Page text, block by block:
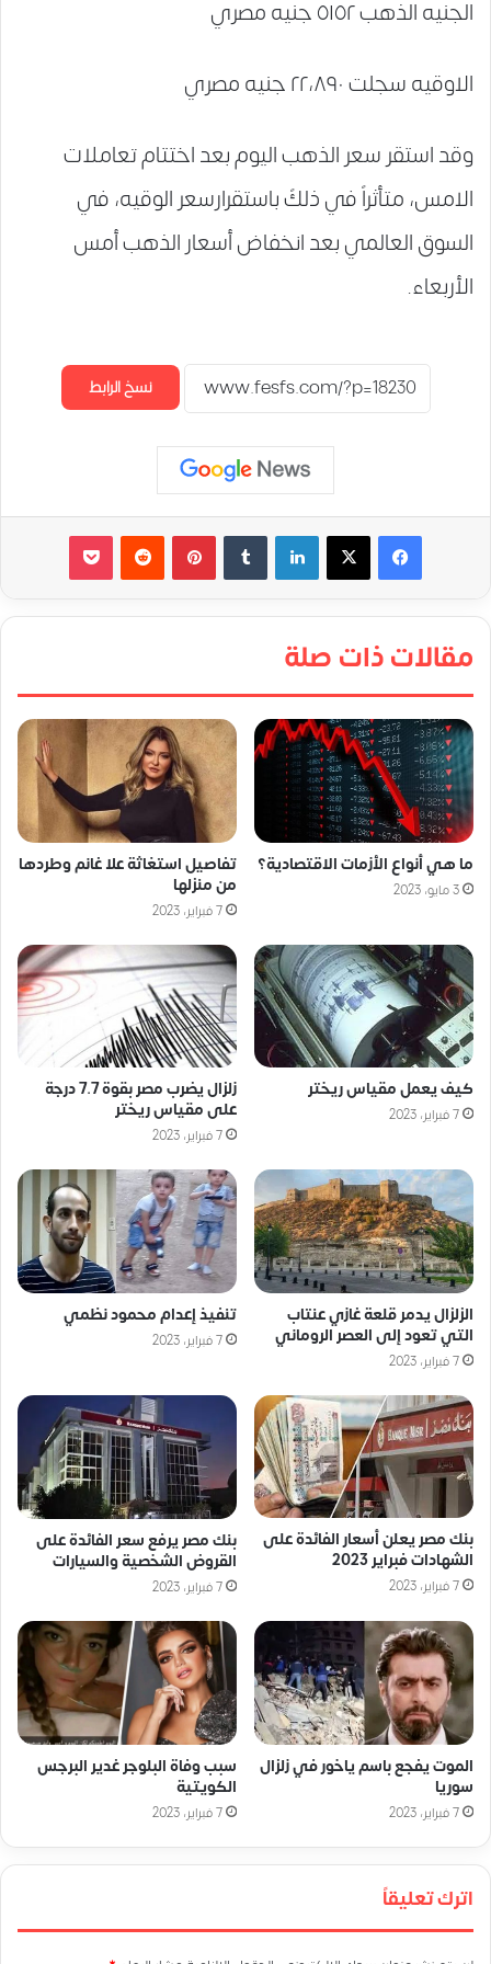
الجنيه الذهب ٥١٥٢ جنيه مصري
الاوقيه سجلت ٢٢،٨٩٠ جنيه مصري
وقد استقر سعر الذهب اليوم بعد اختتام تعاملات
الامس، متأثراً في ذلكً باستقرارسعر الوقيه، في
السوق العالمي بعد انخفاض أسعار الذهب أمس
الأربعاء.
نسخ الرابط
لينكدإن بينتيريست
مقالات ذات صلة
ما هي أنواع الأزمات الاقتصادية؟
3 مايو، 2023
تفاصيل استغاثة علا غانم وطردها
من منزلها
7 فبراير، 2023
كيف يعمل مقياس ريختر
7 فبراير، 2023
زلزال يضرب مصر بقوة 7.7 درجة
على مقياس ريختر
7 فبراير، 2023
الزلزال يدمر قلعة غازي عنتاب
التي تعود إلى العصر الروماني
7 فبراير، 2023
تنفيذ إعدام محمود نظمي
7 فبراير، 2023
بنك مصر يعلن أسعار الفائدة على
الشهادات فبراير 2023
7 فبراير، 2023
بنك مصر يرفع سعر الفائدة على
القروض الشخصية والسيارات
7 فبراير، 2023
الموت يفجع باسم ياخور في زلزال
سوريا
7 فبراير، 2023
سبب وفاة البلوجر غدير البرجس
الكويتية
7 فبراير، 2023
اترك تعليقاً